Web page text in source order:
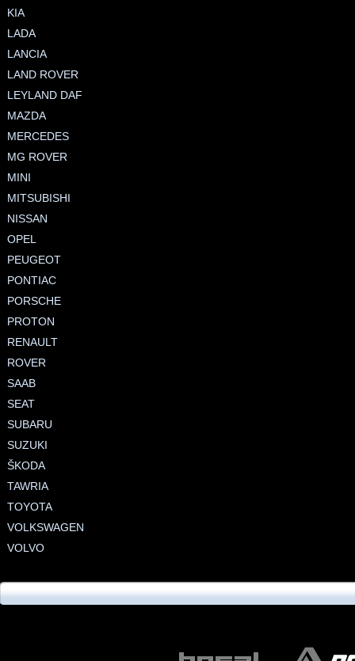
KIA
LADA
LANCIA
LAND ROVER
LEYLAND DAF
MAZDA
MERCEDES
MG ROVER
MINI
MITSUBISHI
NISSAN
OPEL
PEUGEOT
PONTIAC
PORSCHE
PROTON
RENAULT
ROVER
SAAB
SEAT
SUBARU
SUZUKI
ŠKODA
TAWRIA
TOYOTA
VOLKSWAGEN
VOLVO